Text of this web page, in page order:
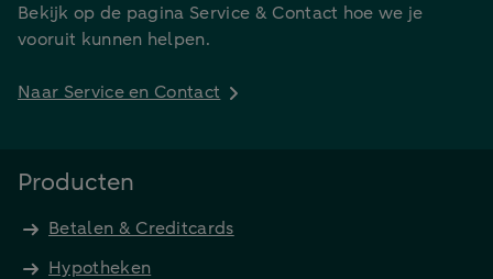
Bekijk op de pagina Service & Contact hoe we je
vooruit kunnen helpen.
Naar Service en Contact
Producten
Betalen & Creditcards
Hypotheken